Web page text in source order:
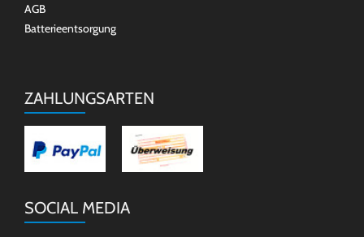
AGB
Batterieentsorgung
ZAHLUNGSARTEN
SOCIAL MEDIA